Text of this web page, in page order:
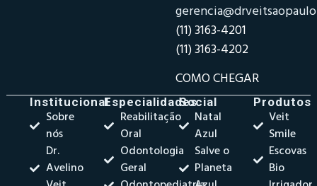
(11) 3163-4201
(11) 3163-4202
COMO CHEGAR
Institucional
Sobre
nós
Dr.
Avelino
Especialidades
Reabilitação
Oral
Odontologia
Geral
Social
Natal
Azul
Salve o
Planeta
Produtos
Veit
Smile
Escovas
Bio